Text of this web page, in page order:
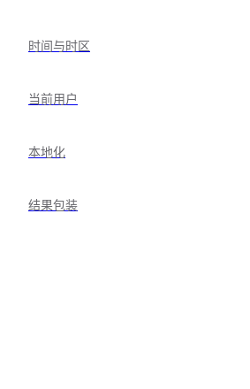
时间与时区
当前用户
本地化
结果包装